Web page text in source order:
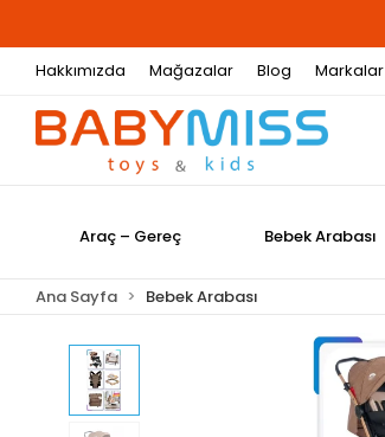
Hakkımızda Mağazalar Blog Markalar
Araç – Gereç Bebek Arabası
Ana Sayfa Bebek Arabası